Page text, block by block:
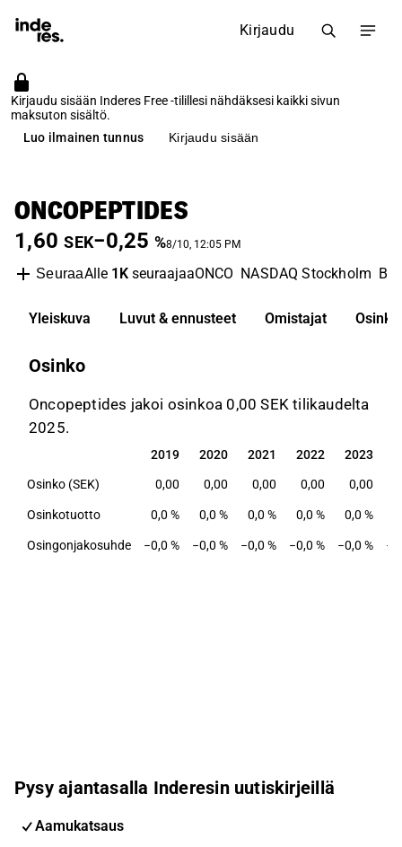
Kirjaudu
Kirjaudu sisään Inderes Free -tilillesi nähdäksesi kaikki sivun
maksuton sisältö.
Luo ilmainen tunnus
Kirjaudu sisään
ONCOPEPTIDES
1,60 SEK−0,25 %8/10, 12:05 PM
SeuraaAlle 1KseuraajaaONCO NASDAQ Stockholm
Yleiskuva Luvut & ennusteet Omistajat Osinko
Osinko
Oncopeptides jakoi osinkoa 0,00 SEK tilikaudelta
2025.
2019 2020 2021 2022 2023
2019 2020 2021 2022 2023
Osinko (SEK) 0,00 0,00 0,00 0,00 0,00
Osinkotuotto 0,0 % 0,0 % 0,0 % 0,0 % 0,0 %
Osingonjakosuhde −0,0 % −0,0 % −0,0 % −0,0 % −0,0 %
Pysy ajantasalla Inderesin uutiskirjeillä
Aamukatsaus